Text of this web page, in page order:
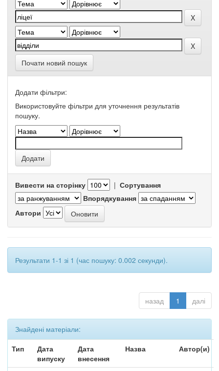
Почати новий пошук
Додати фільтри:
Використовуйте фільтри для уточнення результатів
пошуку.
Вивести на сторінку | Сортування
Впорядкування
Автори
Результати 1-1 зі 1 (час пошуку: 0.002 секунди).
назад 1 далі
Знайдені матеріали:
Тип
Дата
випуску
Дата
внесення
Назва Автор(и)